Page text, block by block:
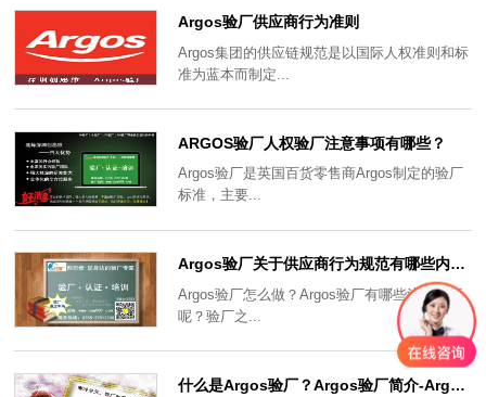
Argos验厂供应商行为准则
Argos集团的供应链规范是以国际人权准则和标
准为蓝本而制定...
ARGOS验厂人权验厂注意事项有哪些？​
Argos验厂是英国百货零售商Argos制定的验厂
标准，主要...
Argos验厂关于供应商行为规范有哪些内容？
Argos验厂怎么做？Argos验厂有哪些注意事项
呢？验厂之...
什么是Argos验厂？Argos验厂简介-Argos验厂辅导